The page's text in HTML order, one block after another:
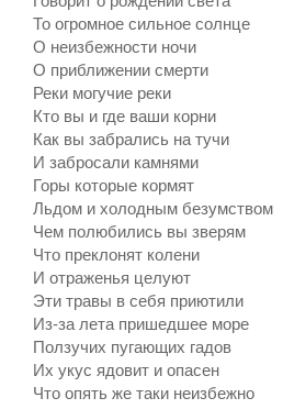
То огромное сильное солнце
О неизбежности ночи
О приближении смерти
Реки могучие реки
Кто вы и где ваши корни
Как вы забрались на тучи
И забросали камнями
Горы которые кормят
Льдом и холодным безумством
Чем полюбились вы зверям
Что преклонят колени
И отраженья целуют
Эти травы в себя приютили
Из-за лета пришедшее море
Ползучих пугающих гадов
Их укус ядовит и опасен
Что опять же таки неизбежно